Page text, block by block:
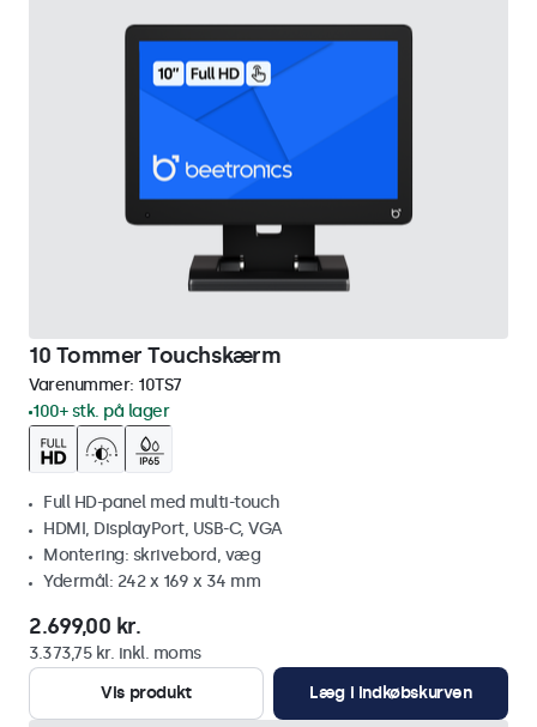
10 Tommer Touchskærm
Varenummer: 10TS7
100+ stk. på lager
Full HD-panel med multi-touch
HDMI, DisplayPort, USB-C, VGA
Montering: skrivebord, væg
Ydermål: 242 x 169 x 34 mm
2.699,00 kr.
3.373,75 kr. inkl. moms
Vis produkt
Læg i indkøbskurven